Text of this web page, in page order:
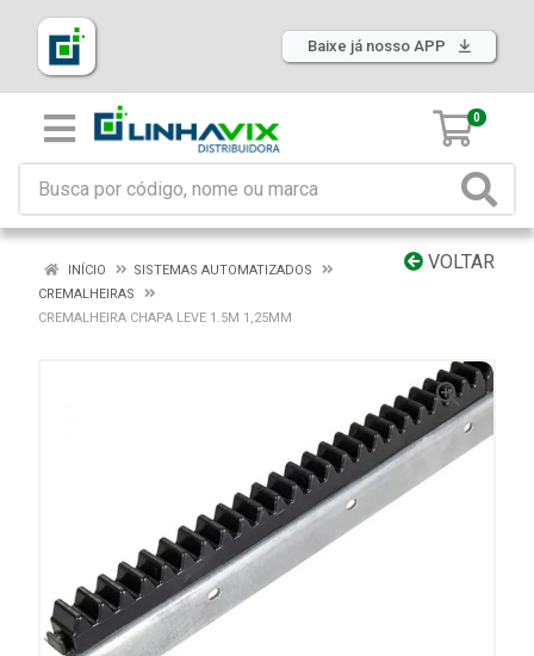
Baixe já nosso APP
0
VOLTAR
INÍCIO
SISTEMAS AUTOMATIZADOS
CREMALHEIRAS
CREMALHEIRA CHAPA LEVE 1.5M 1,25MM